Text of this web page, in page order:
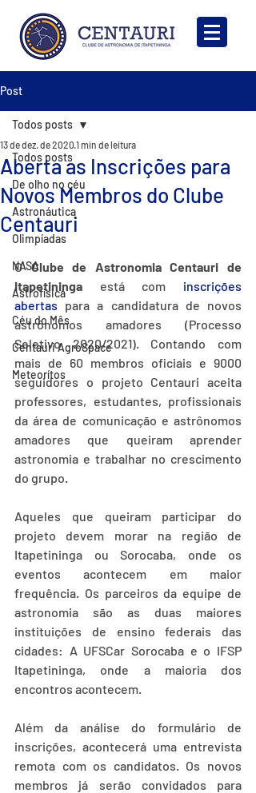
Post
Todos posts
De olho no céu
Astronáutica
Olimpíadas
NASA
Astrofísica
Céu do Mês
Centauri AgroSpace
Meteorítos
Todos posts
Aberta as Inscrições para
Novos Membros do Clube
Centauri
13 de dez. de 2020 1 min de leitura
O Clube de Astronomia Centauri de
Itapetininga está com inscrições
abertas para a candidatura de novos
astrônomos amadores (Processo
Seletivo 2020/2021). Contando com
mais de 60 membros oficiais e 9000
seguidores o projeto Centauri aceita
professores, estudantes, profissionais
da área de comunicação e astrônomos
amadores que queiram aprender
astronomia e trabalhar no crescimento
do grupo.
Aqueles que queiram participar do
projeto devem morar na região de
Itapetininga ou Sorocaba, onde os
eventos acontecem em maior
frequência. Os parceiros da equipe de
astronomia são as duas maiores
instituições de ensino federais das
cidades: A UFSCar Sorocaba e o IFSP
Itapetininga, onde a maioria dos
encontros acontecem.
Além da análise do formulário de
inscrições, acontecerá uma entrevista
remota com os candidatos. Os novos
membros já serão convidados para